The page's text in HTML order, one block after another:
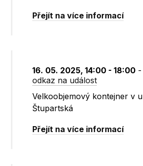
Přejít na více informací
16. 05. 2025, 14:00 - 18:00 -
odkaz na událost
Velkoobjemový kontejner v
Štupartská
Přejít na více informací